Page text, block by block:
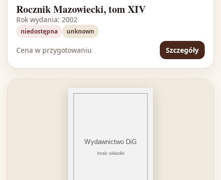
Rocznik Mazowiecki, tom XIV
Rok wydania: 2002
niedostępna unknown
Cena w przygotowaniu Szczegóły